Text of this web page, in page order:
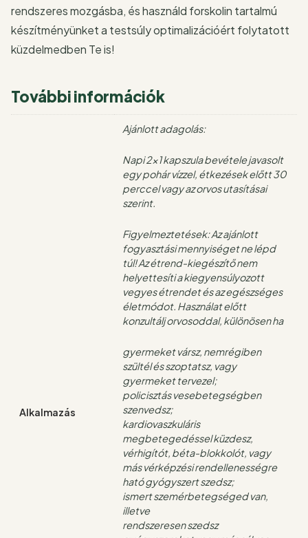
rendszeres mozgásba, és használd forskolin tartalmú
készítményünket a testsúly optimalizációért folytatott
küzdelmedben Te is!
További információk
Alkalmazás
Ajánlott adagolás:
Napi 2×1 kapszula bevétele javasolt
egy pohár vízzel, étkezések előtt 30
perccel vagy az orvos utasításai
szerint.
Figyelmeztetések: Az ajánlott
fogyasztási mennyiséget ne lépd
túl! Az étrend-kiegészítő nem
helyettesíti a kiegyensúlyozott
vegyes étrendet és az egészséges
életmódot. Használat előtt
konzultálj orvosoddal, különösen ha
gyermeket vársz, nemrégiben
szültél és szoptatsz, vagy
gyermeket tervezel;
policisztás vesebetegségben
szenvedsz;
kardiovaszkuláris
megbetegedéssel küzdesz,
vérhigítót, béta-blokkolót, vagy
más vérképzési rendellenességre
ható gyógyszert szedsz;
ismert szemérbetegséged van,
illetve
rendszeresen szedsz